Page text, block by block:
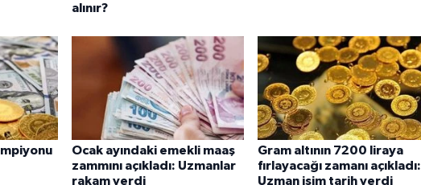
alınır?
Ocak ayındaki emekli maaş
zammını açıkladı: Uzmanlar
rakam verdi
Gram altının 7200 liraya
fırlayacağı zamanı açıkladı:
Uzman isim tarih verdi